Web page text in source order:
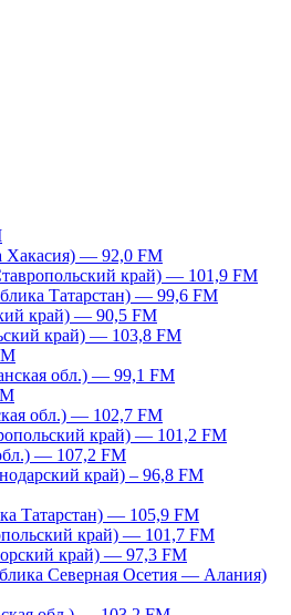
Хакасия) — 92,0 FM
край) — 101,9 FM
Татарстан) — 99,6 FM
край) — 90,5 FM
край) — 103,8 FM
обл.) — 99,1 FM
обл.) — 102,7 FM
край) — 101,2 FM
— 107,2 FM
край) – 96,8 FM
Татарстан) — 105,9 FM
край) — 101,7 FM
край) — 97,3 FM
Северная Осетия — Алания)